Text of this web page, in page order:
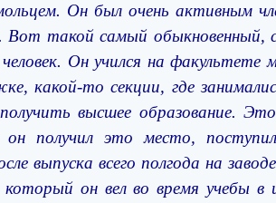
Он был очень активным
Вот такой самый обыкновенный,
Он учился на
какой-то секции, где
высшее образование.
получил это место,
выпуска всего полгода на
он вел во время учебы